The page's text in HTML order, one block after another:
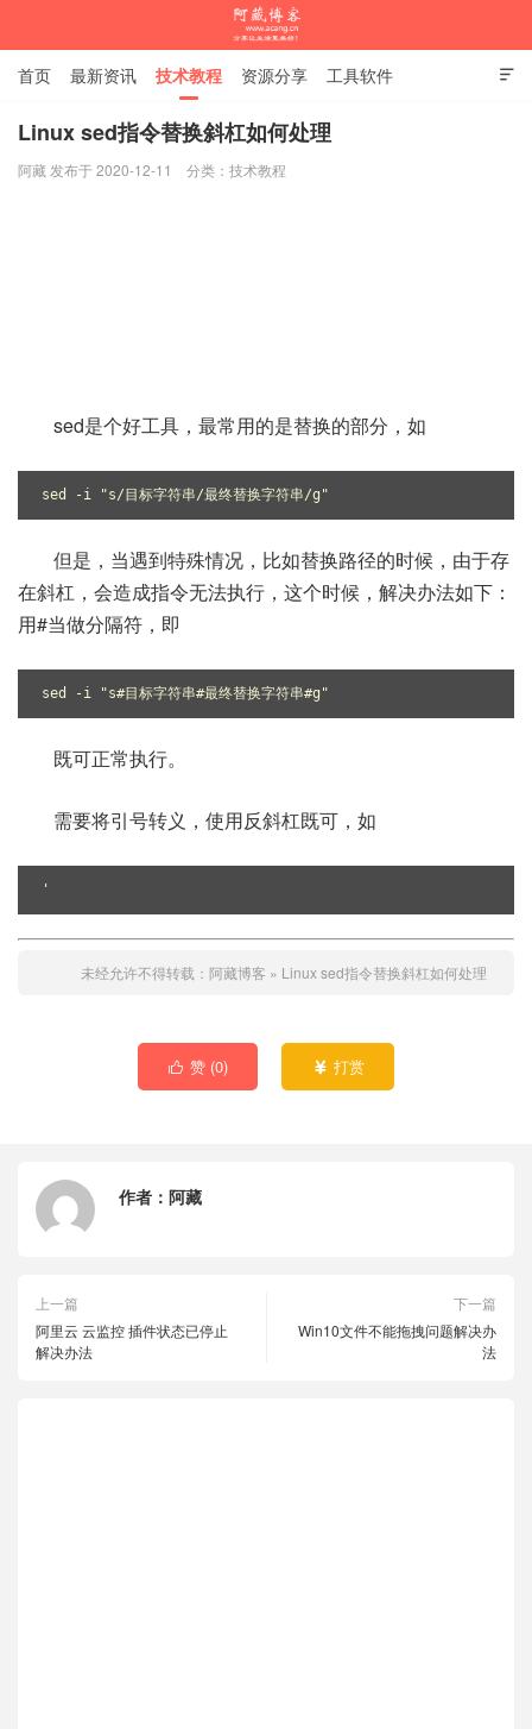

首页 最新资讯 技术教程 资源分享 工具软件
杂谈随笔
Linux sed指令替换斜杠如何处理
阿藏 发布于 2020-12-11 分类： 技术教程
sed是个好工具，最常用的是替换的部分，如
sed -i "s/目标字符串/最终替换字符串/g"
但是，当遇到特殊情况，比如替换路径的时候，由于存
在斜杠，会造成指令无法执行，这个时候，解决办法如下：
用#当做分隔符，即
sed -i "s#目标字符串#最终替换字符串#g"
既可正常执行。
需要将引号转义，使用反斜杠既可，如
'
未经允许不得转载： 阿藏博客 » Linux sed指令替换斜杠如何处理
 赞 (0)  打赏
作者： 阿藏
上一篇
阿里云 云监控 插件状态已停止
解决办法
下一篇
Win10文件不能拖拽问题解决办
法